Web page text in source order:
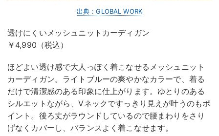
出典：GLOBAL WORK
透けにくいメッシュニットカーディガン
￥4,990（税込）
ほどよい透け感で大人っぽく着こなせるメッシュニット
カーディガン。ライトブルーの爽やかなカラーで、着る
だけで清潔感のある印象に仕上がります。ゆとりのある
シルエットながら、Vネックですっきり見えが叶うのもポ
イント。後ろ丈がラウンドしているので腰まわりをさり
げなくカバーし、バランスよく着こなせます。